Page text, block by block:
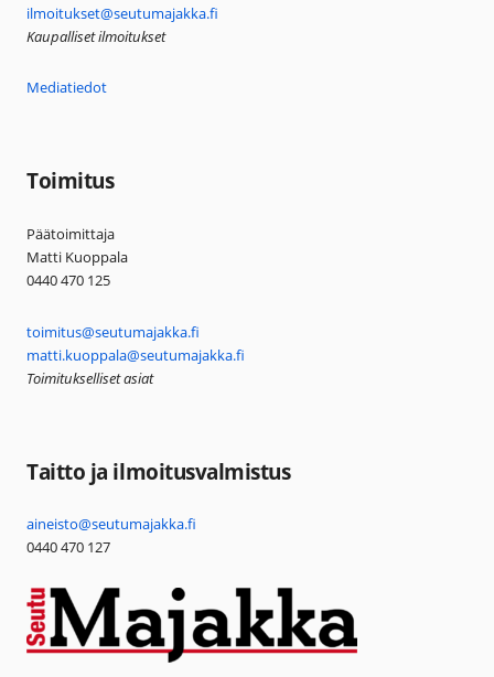
ilmoitukset@seutumajakka.fi
Kaupalliset ilmoitukset
Mediatiedot
Toimitus
Päätoimittaja
Matti Kuoppala
0440 470 125
toimitus@seutumajakka.fi
matti.kuoppala@seutumajakka.fi
Toimitukselliset asiat
Taitto ja ilmoitusvalmistus
aineisto@seutumajakka.fi
0440 470 127